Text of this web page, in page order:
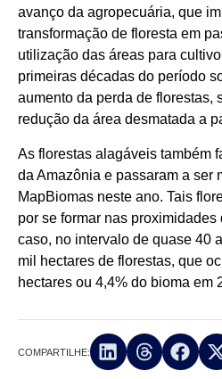
avanço da agropecuária, que
transformação de floresta em
utilização das áreas para
primeiras décadas do período
aumento da perda de florestas,
redução da área desmatada a
As florestas alagáveis também
da Amazônia e passaram a ser
MapBiomas neste ano. Tais
por se formar nas proximidades
caso, no intervalo de quase 40
mil hectares de florestas, que
hectares ou 4,4% do bioma em
COMPARTILHE: